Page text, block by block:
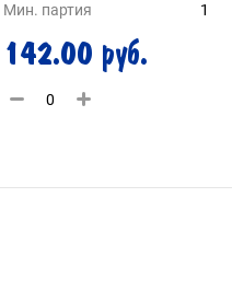
Мин. партия
1
142.00 руб.